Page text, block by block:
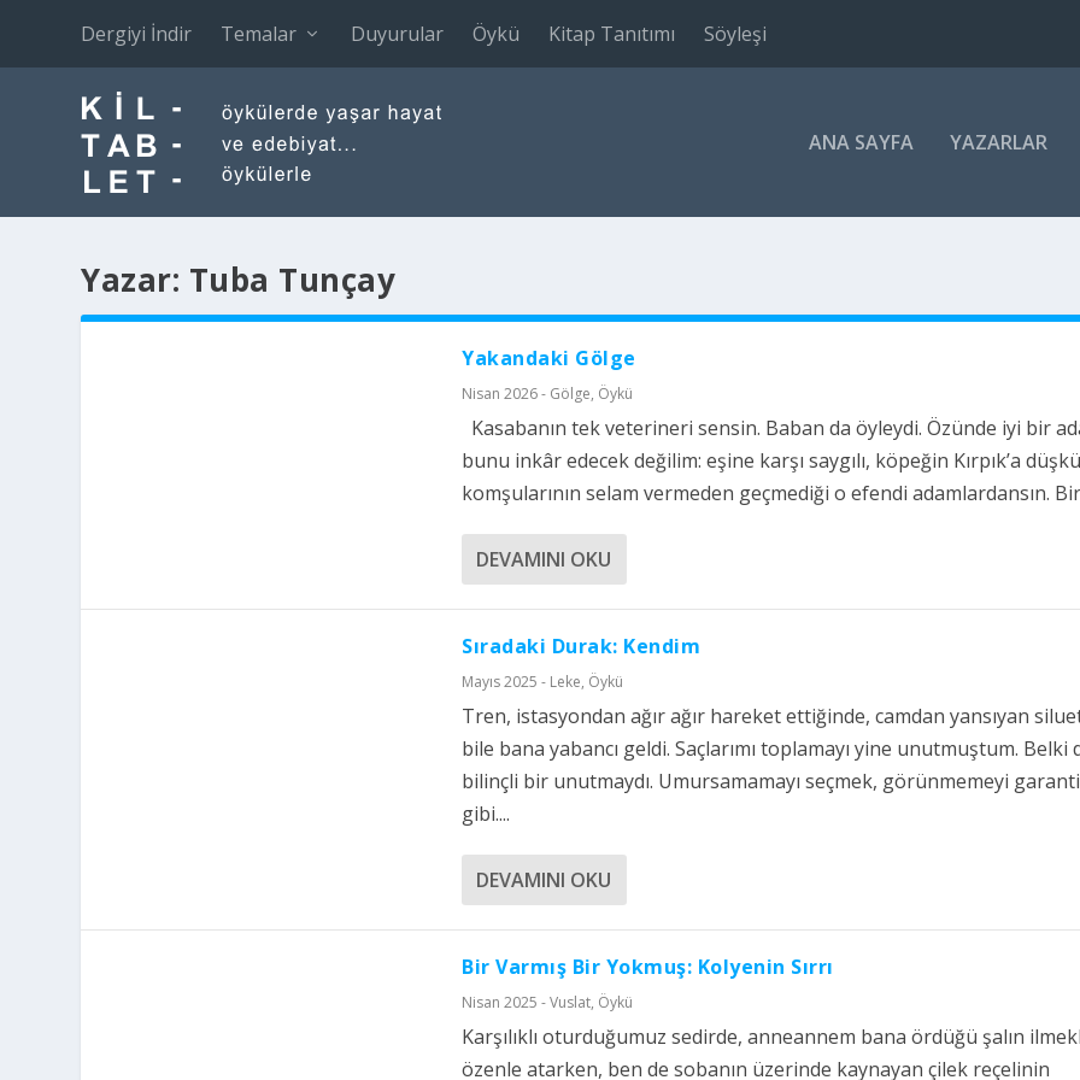
Dergiyi İndir Temalar Duyurular Öykü Kitap Tanıtımı Söyleşi
ANA SAYFA YAZARLAR
Yazar: Tuba Tunçay
Yakandaki Gölge
Nisan 2026 - Gölge, Öykü
Kasabanın tek veterineri sensin. Baban da öyleydi. Özünde iyi bir
bunu inkâr edecek değilim: eşine karşı saygılı, köpeğin Kırpık’a
komşularının selam vermeden geçmediği o efendi adamlardansın.
DEVAMINI OKU
Sıradaki Durak: Kendim
Mayıs 2025 - Leke, Öykü
Tren, istasyondan ağır ağır hareket ettiğinde, camdan yansıyan
bile bana yabancı geldi. Saçlarımı toplamayı yine unutmuştum. Belki
bilinçli bir unutmaydı. Umursamamayı seçmek, görünmemeyi
gibi....
DEVAMINI OKU
Bir Varmış Bir Yokmuş: Kolyenin Sırrı
Nisan 2025 - Vuslat, Öykü
Karşılıklı oturduğumuz sedirde, anneannem bana ördüğü şalın
özenle atarken, ben de sobanın üzerinde kaynayan çilek reçelinin